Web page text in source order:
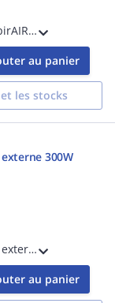
VMC Double-Flux InspirAIR Top 300 Premium, solution de ventilation double-flux avec récupération d'énergie et filtration d'air avec débit jusqu'à 300 m³/h pour maison individuelle et logement collectif
au panier
les stocks
300W
Batterie post-chauffe externe 300W InspirAIR Top
au panier